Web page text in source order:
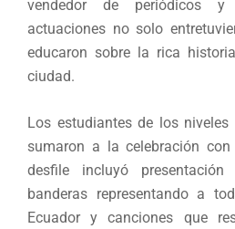
vendedor de periódicos
actuaciones no solo
educaron sobre la rica
ciudad.
Los estudiantes de los
sumaron a la celebración
desfile incluyó
banderas representando a
Ecuador y canciones que